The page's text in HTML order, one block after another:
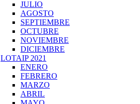
JULIO
AGOSTO
SEPTIEMBRE
OCTUBRE
NOVIEMBRE
DICIEMBRE
LOTAIP 2021
ENERO
FEBRERO
MARZO
ABRIL